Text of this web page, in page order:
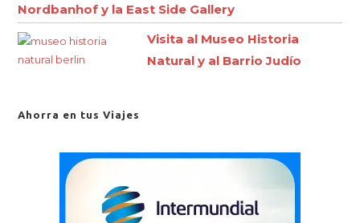
Nordbanhof y la East Side Gallery
Visita al Museo Historia
Natural y al Barrio Judío
Ahorra en tus Viajes